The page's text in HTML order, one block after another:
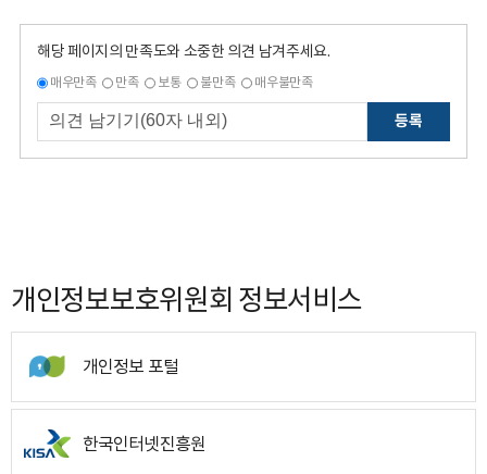
해당 페이지의 만족도와 소중한 의견 남겨주세요.
매우만족 만족 보통 불만족 매우불만족
등록
개인정보보호위원회 정보서비스
개인정보 포털
한국인터넷진흥원